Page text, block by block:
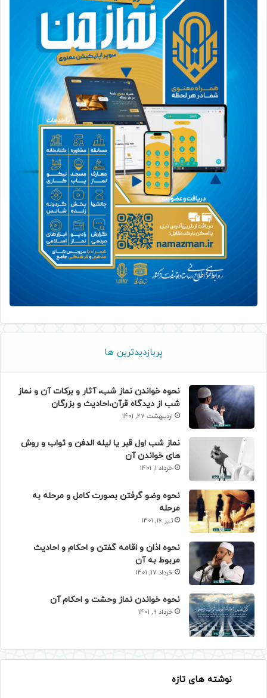
پربازدیدترین ها
نحوه خواندن نماز شب، آثار و برکات آن و نماز
شب از دیدگاه قرآن،احادیث و بزرگان
اردیبهشت 27, 1401
نماز شب اول قبر یا لیله الدفن و ثواب و روش
های خواندن آن
خرداد 1, 1401
نحوه وضو گرفتن بصورت کامل و مرحله به
مرحله
تیر 16, 1401
نحوه اذان و اقامه گفتن و احکام و احادیث
مربوط به آن
خرداد 17, 1401
نحوه خواندن نماز وحشت و احکام آن
خرداد 9, 1401
نوشته های تازه